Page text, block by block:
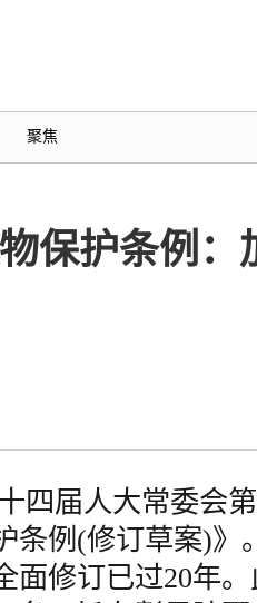
聚焦
保护条例
四届人大常委会
条例(修订草案)》
面修订已过20年